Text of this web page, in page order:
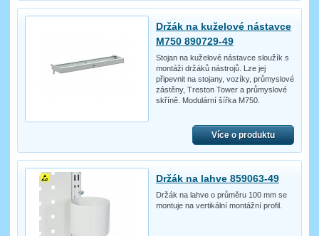
Držák na kuželové nástavce
M750 890729-49
Stojan na kuželové nástavce sloužík s
montáži držáků nástrojů. Lze jej
připevnit na stojany, vozíky, průmyslové
zástěny, Treston Tower a průmyslové
skříně. Modulární šířka M750.
Více o produktu
Držák na lahve 859063-49
Držák na lahve o průměru 100 mm se
montuje na vertikální montážní profil.